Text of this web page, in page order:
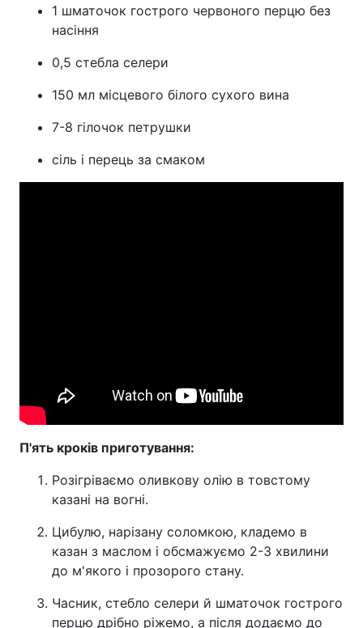
1 шматочок гострого червоного перцю без
насіння
0,5 стебла селери
150 мл місцевого білого сухого вина
7-8 гілочок петрушки
сіль і перець за смаком
П'ять кроків приготування:
Розігріваємо оливкову олію в товстому
казані на вогні.
Цибулю, нарізану соломкою, кладемо в
казан з маслом і обсмажуємо 2-3 хвилини
до м'якого і прозорого стану.
Часник, стебло селери й шматочок гострого
перцю дрібно ріжемо, а після додаємо до